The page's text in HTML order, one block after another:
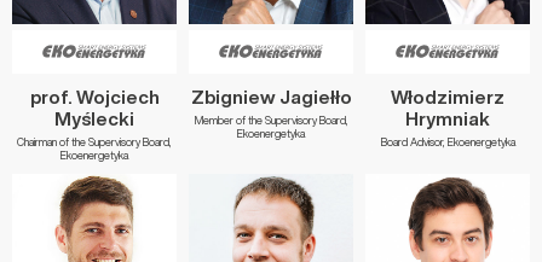
prof. Wojciech
Myślecki
Chairman of the Supervisory Board,
Ekoenergetyka
Zbigniew Jagiełło
Member of the Supervisory Board,
Ekoenergetyka
Włodzimierz
Hrymniak
Board Advisor, Ekoenergetyka